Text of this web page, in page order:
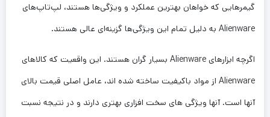
گیمرهایی که خواهان بهترین عملکرد و ویژگی‌ها هستند، لپ‌تاپ‌های
Alienware به دلیل تمام این ویژگی‌ها گزینه‌ای عالی هستند.
اگرچه ابزارهای Alienware بسیار گران هستند. این واقعیت که کالاهای
Alienware از مواد باکیفیت ساخته شده اند، عامل اصلی قیمت بالای
آنها است. آنها ویژگی های سخت افزاری بهتری دارند و در نتیجه نسبت